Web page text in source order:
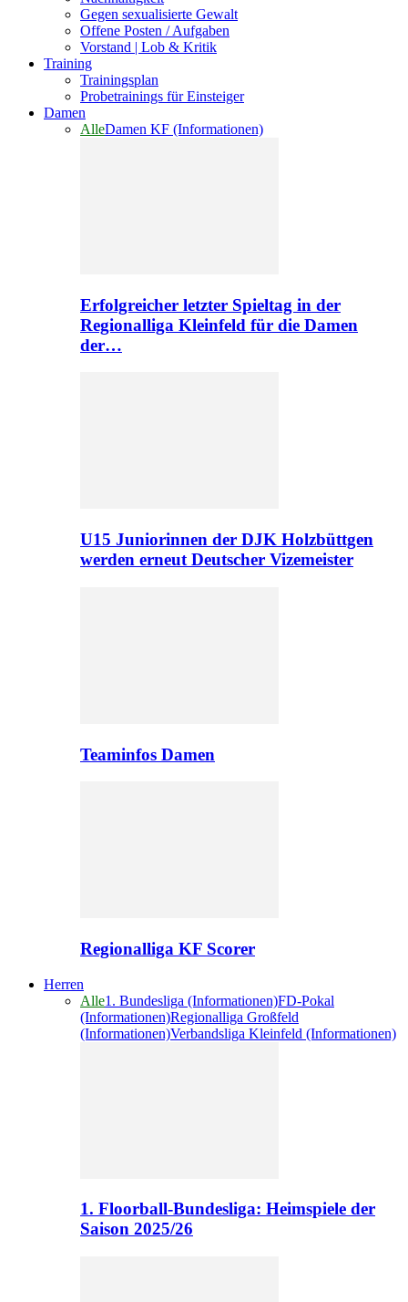
Gegen sexualisierte Gewalt
Offene Posten / Aufgaben
Vorstand | Lob & Kritik
Training
Trainingsplan
Probetrainings für Einsteiger
Damen
AlleDamen KF (Informationen)
Erfolgreicher letzter Spieltag in der
Regionalliga Kleinfeld für die Damen
der…
U15 Juniorinnen der DJK Holzbüttgen
werden erneut Deutscher Vizemeister
Teaminfos Damen
Regionalliga KF Scorer
Herren
Alle1. Bundesliga (Informationen)FD-Pokal
(Informationen)Regionalliga Großfeld
(Informationen)Verbandsliga Kleinfeld (Informationen)
1. Floorball-Bundesliga: Heimspiele der
Saison 2025/26